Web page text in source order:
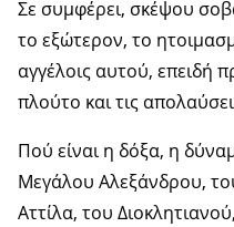
Σε συμφέρει, σκέψου
το εξώτερον, το
αγγέλοις αυτού, επειδή
πλούτο και τις
Πού είναι η δόξα, η
Μεγάλου Αλεξάνδρου,
Αττίλα, του